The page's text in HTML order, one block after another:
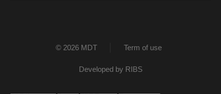
© 2026 MDT Term of use
Developed by RIBS